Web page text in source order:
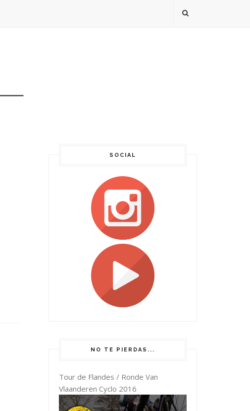
SOCIAL
NO TE PIERDAS...
Tour de Flandes / Ronde Van
Vlaanderen Cyclo 2016